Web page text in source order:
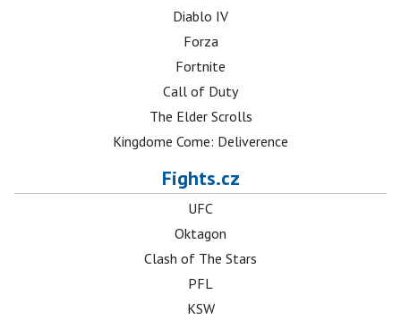
Diablo IV
Forza
Fortnite
Call of Duty
The Elder Scrolls
Kingdome Come: Deliverence
Fights.cz
UFC
Oktagon
Clash of The Stars
PFL
KSW